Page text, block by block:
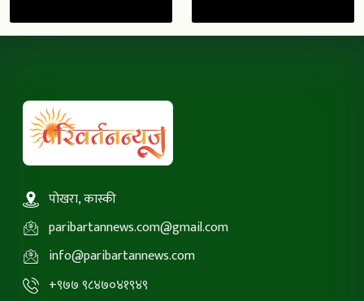
पोखरा, कास्की
paribartannews.com@gmail.com
info@paribartannews.com
+९७७ ९८४७०४१९४९